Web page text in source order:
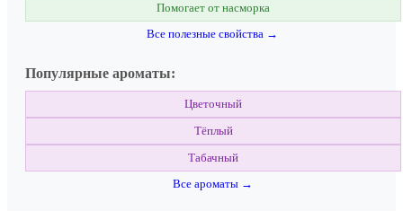
Помогает от насморка
Все полезные свойства →
Популярные ароматы:
Цветочный
Тёплый
Табачный
Все ароматы →